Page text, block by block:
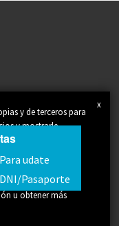
Para udate
DNI/Pasaporte
x
y de terceros para
y mostrarle
sus preferencias
hábitos de
navegando,
su uso. Puede
u obtener más